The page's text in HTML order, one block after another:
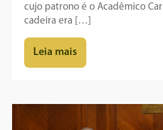
cujo patrono é o Acadêmico
cadeira era […]
Leia mais